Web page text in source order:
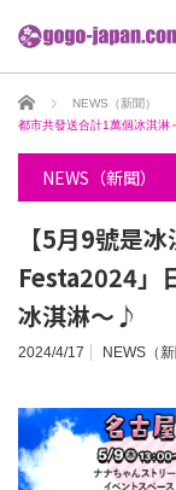
ホーム NEWS（新聞）
都市共發送合計1萬個冰淇淋
NEWS（新聞）
【5月9號是
Festa2024」
冰淇淋～♪
2024/4/17 NEWS（新